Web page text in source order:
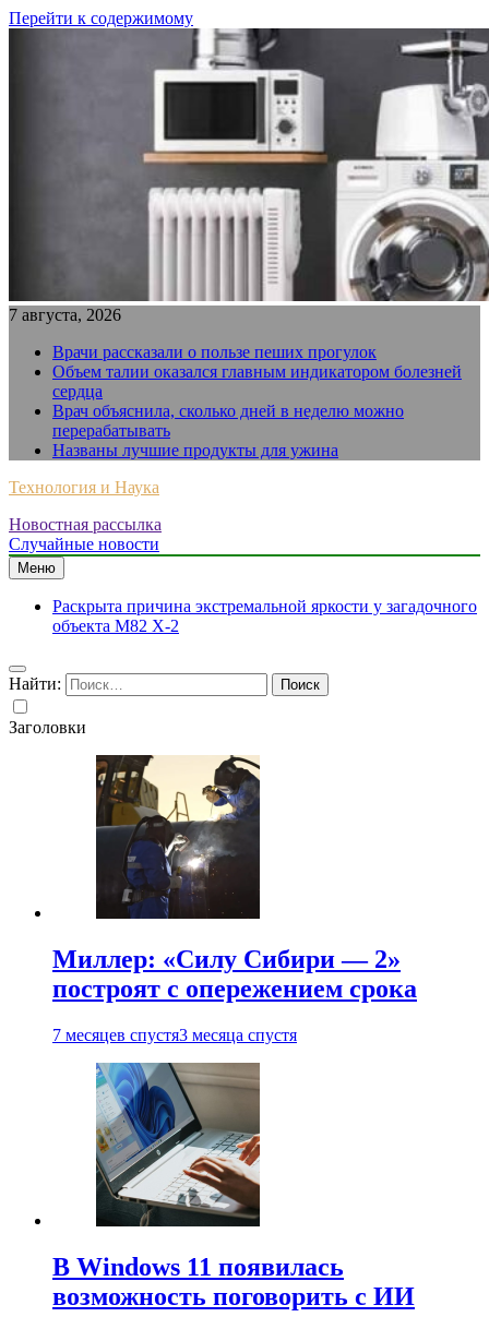
Перейти к содержимому
7 августа, 2026
Врачи рассказали о пользе пеших прогулок
Объем талии оказался главным индикатором болезней
сердца
Врач объяснила, сколько дней в неделю можно
перерабатывать
Названы лучшие продукты для ужина
Технология и Наука
Новостная рассылка
Случайные новости
Меню
Раскрыта причина экстремальной яркости у загадочного
объекта M82 X-2
Найти:
Заголовки
Миллер: «Силу Сибири — 2»
построят с опережением срока
7 месяцев спустя3 месяца спустя
В Windows 11 появилась
возможность поговорить с ИИ